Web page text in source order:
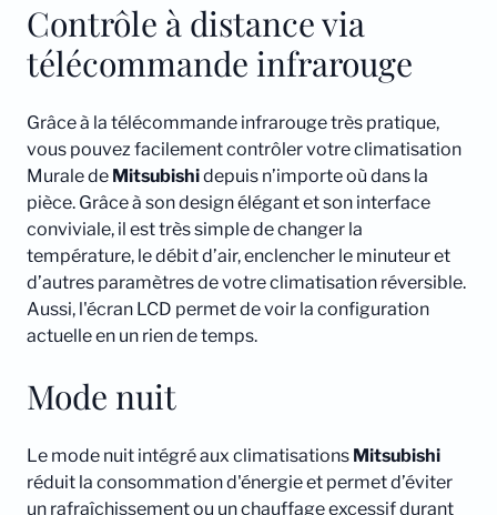
Contrôle à distance via
télécommande infrarouge
Grâce à la télécommande infrarouge très pratique,
vous pouvez facilement contrôler votre climatisation
Murale de Mitsubishidepuis n’importe où dans la
pièce. Grâce à son design élégant et son interface
conviviale, il est très simple de changer la
température, le débit d’air, enclencher le minuteur et
d’autres paramètres de votre climatisation réversible.
Aussi, l'écran LCD permet de voir la configuration
actuelle en un rien de temps.
Mode nuit
Le mode nuit intégré aux climatisations Mitsubishi
réduit la consommation d'énergie et permet d’éviter
un rafraîchissement ou un chauffage excessif durant